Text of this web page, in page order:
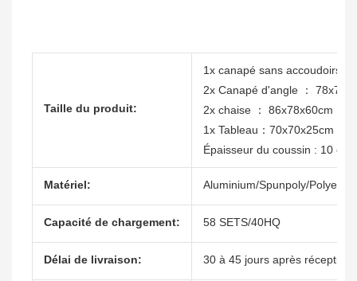
Taille du produit:
1x canapé sans accoudoirs
2x Canapé d'angle ：
2x chaise ： 86x78x60cm
1x Tableau：70x70x25cm
Épaisseur du coussin : 10 cm
Matériel: Aluminium/Spunpoly/
Capacité de chargement: 58 SETS/40HQ
Délai de livraison: 30 à 45 jours après réception